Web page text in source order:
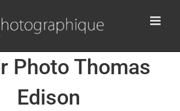
Photo Thomas
Edison